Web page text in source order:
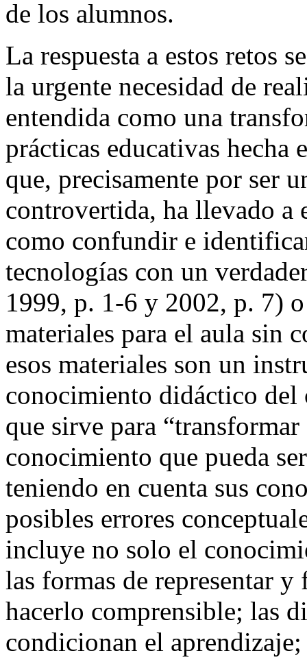
de los alumnos.
La respuesta a estos retos
la urgente necesidad de
entendida como una
prácticas educativas hecha
que, precisamente por ser
controvertida, ha llevado a
como confundir e
tecnologías con un
1999, p. 1-6 y 2002, p. 7)
materiales para el aula sin
esos materiales son un
conocimiento didáctico del
que sirve para
conocimiento que pueda
teniendo en cuenta sus
posibles errores
incluye no solo el
las formas de representar
hacerlo comprensible; las
condicionan el